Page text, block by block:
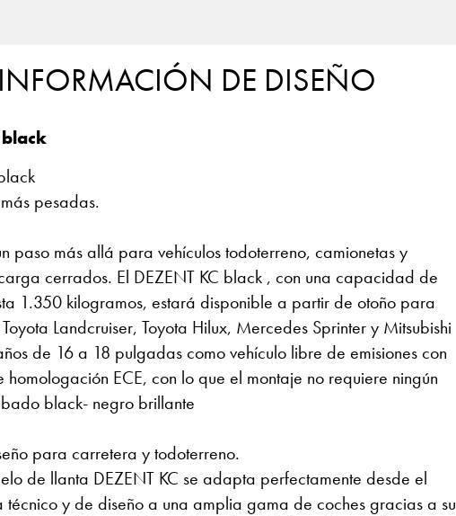
INFORMACIÓN DE DISEÑO
black
pesadas.
paso más allá para vehículos todoterreno, camionetas y
cerrados. El DEZENT KC black , con una capacidad de
1.350 kilogramos, estará disponible a partir de otoño para
Landcruiser, Toyota Hilux, Mercedes Sprinter y Mitsubishi
de 16 a 18 pulgadas como vehículo libre de emisiones con
ECE, con lo que el montaje no requiere ningún
black- negro brillante
para carretera y todoterreno.
de llanta DEZENT KC se adapta perfectamente desde el
técnico y de diseño a una amplia gama de coches gracias a su